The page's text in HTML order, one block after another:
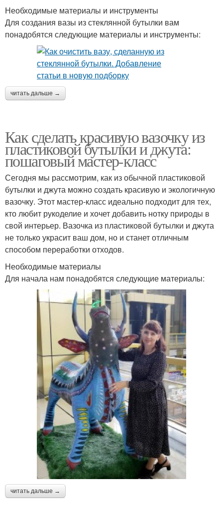
Необходимые материалы и инструменты
Для создания вазы из стеклянной бутылки вам
понадобятся следующие материалы и инструменты:
читать дальше →
Как сделать красивую вазочку из
пластиковой бутылки и джута:
пошаговый мастер-класс
Сегодня мы рассмотрим, как из обычной пластиковой
бутылки и джута можно создать красивую и экологичную
вазочку. Этот мастер-класс идеально подходит для тех,
кто любит рукоделие и хочет добавить нотку природы в
свой интерьер. Вазочка из пластиковой бутылки и джута
не только украсит ваш дом, но и станет отличным
способом переработки отходов.
Необходимые материалы
Для начала нам понадобятся следующие материалы:
читать дальше →